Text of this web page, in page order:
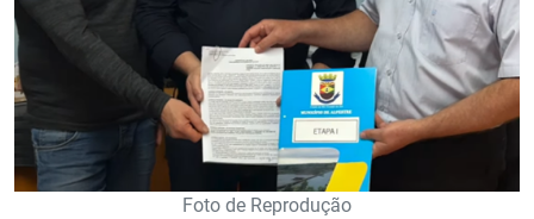
Foto de Reprodução